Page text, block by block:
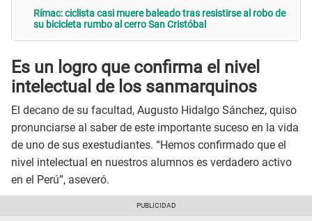
Rímac: ciclista casi muere baleado tras resistirse al robo de
su bicicleta rumbo al cerro San Cristóbal
Es un logro que confirma el nivel
intelectual de los sanmarquinos
El decano de su facultad, Augusto Hidalgo Sánchez, quiso
pronunciarse al saber de este importante suceso en la vida
de uno de sus exestudiantes. “Hemos confirmado que el
nivel intelectual en nuestros alumnos es verdadero activo
en el Perú”, aseveró.